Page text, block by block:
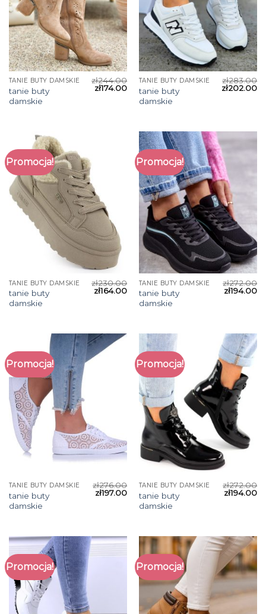
TANIE BUTY DAMSKIE
tanie buty
damskie
zł244.00
zł174.00
TANIE BUTY DAMSKIE
tanie buty
damskie
zł283.00
zł202.00
Promocja!
TANIE BUTY DAMSKIE
tanie buty
damskie
zł230.00
zł164.00
Promocja!
TANIE BUTY DAMSKIE
tanie buty
damskie
zł272.00
zł194.00
Promocja!
TANIE BUTY DAMSKIE
tanie buty
damskie
zł276.00
zł197.00
Promocja!
TANIE BUTY DAMSKIE
tanie buty
damskie
zł272.00
zł194.00
Promocja! Promocja!